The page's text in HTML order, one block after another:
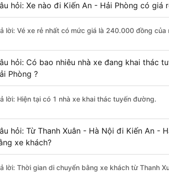
hỏi: Xe nào đi Kiến An - Hải Phòng có giá
lời: Vé xe rẻ nhất có mức giá là 240.000 đồng
hỏi: Có bao nhiêu nhà xe đang khai thác
Phòng ?
lời: Hiện tại có 1 nhà xe khai thác tuyến đường.
hỏi: Từ Thanh Xuân - Hà Nội đi Kiến An -
xe khách?
lời: Thời gian di chuyển bằng xe khách từ Thanh